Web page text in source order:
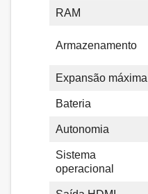
RAM
Armazenamento
Expansão máxima
Bateria
Autonomia
Sistema
operacional